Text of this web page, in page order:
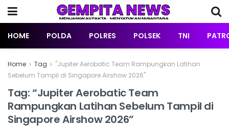
HOME POLDA POLRES POLSEK TNI
Home Tag
"Jupiter Aerobatic Team Rampungkan Latihan
Sebelum Tampil di Singapore Airshow 2026"
Tag:“Jupiter Aerobatic Team
Rampungkan Latihan Sebelum Tampil di
Singapore Airshow 2026”